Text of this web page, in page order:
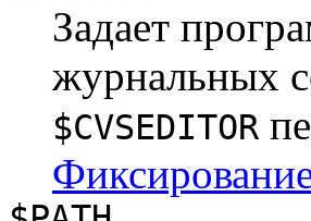
Задает
журнальных
$CVSEDITOR